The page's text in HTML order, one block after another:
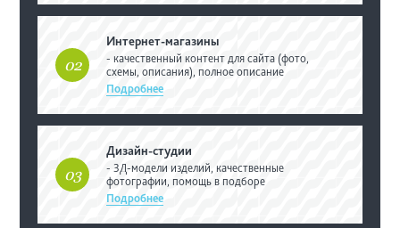
02
Интернет-магазины
- качественный контент для сайта (фото,
схемы, описания), полное описание
Подробнее
03
Дизайн-студии
- 3Д-модели изделий, качественные
фотографии, помощь в подборе
Подробнее